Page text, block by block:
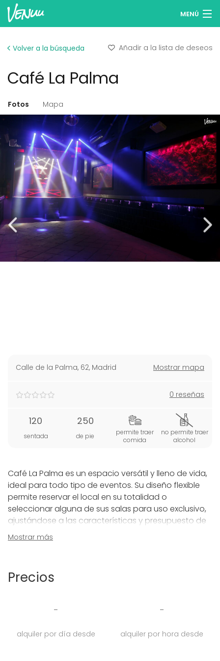
MENÚ
Iniciar sesión
Publicar tu espacio
Volver a la búsqueda Añadir a la lista de deseos
Café La Palma
Fotos Mapa
Calle de la Palma, 62, Madrid Mostrar mapa
0 reseñas
120
sentada
250
de pie
permite traer
comida
no permite traer
alcohol
Café La Palma es un espacio versátil y lleno de vida,
ideal para todo tipo de eventos. Su diseño flexible
permite reservar el local en su totalidad o
seleccionar alguna de sus salas para uso exclusivo,
ajustándose a las características y presupuesto de
cada evento. El espacio se puede reservar con
exclusividad de domingo a jueves, ya que los viernes
El espacio se divide en cinco zonas bien
The Chill Out
: Un espacio íntimo que puede
reservarse cualquier día de la semana, ideal para
Mostrar más
Precios
-
alquiler por día desde
-
alquiler por hora desde